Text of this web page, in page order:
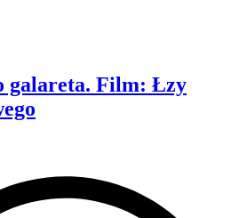
galareta. Film: Łzy